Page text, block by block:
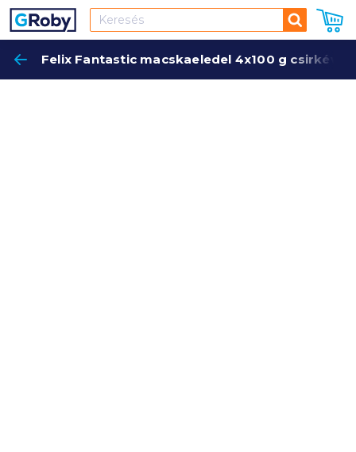
Keresés
Felix Fantastic macskaeledel 4x100 g